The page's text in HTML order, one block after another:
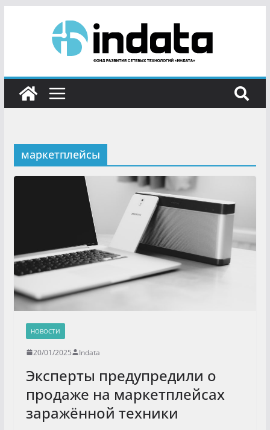
маркетплейсы
НОВОСТИ
20/01/2025 Indata
Эксперты предупредили о
продаже на маркетплейсах
заражённой техники